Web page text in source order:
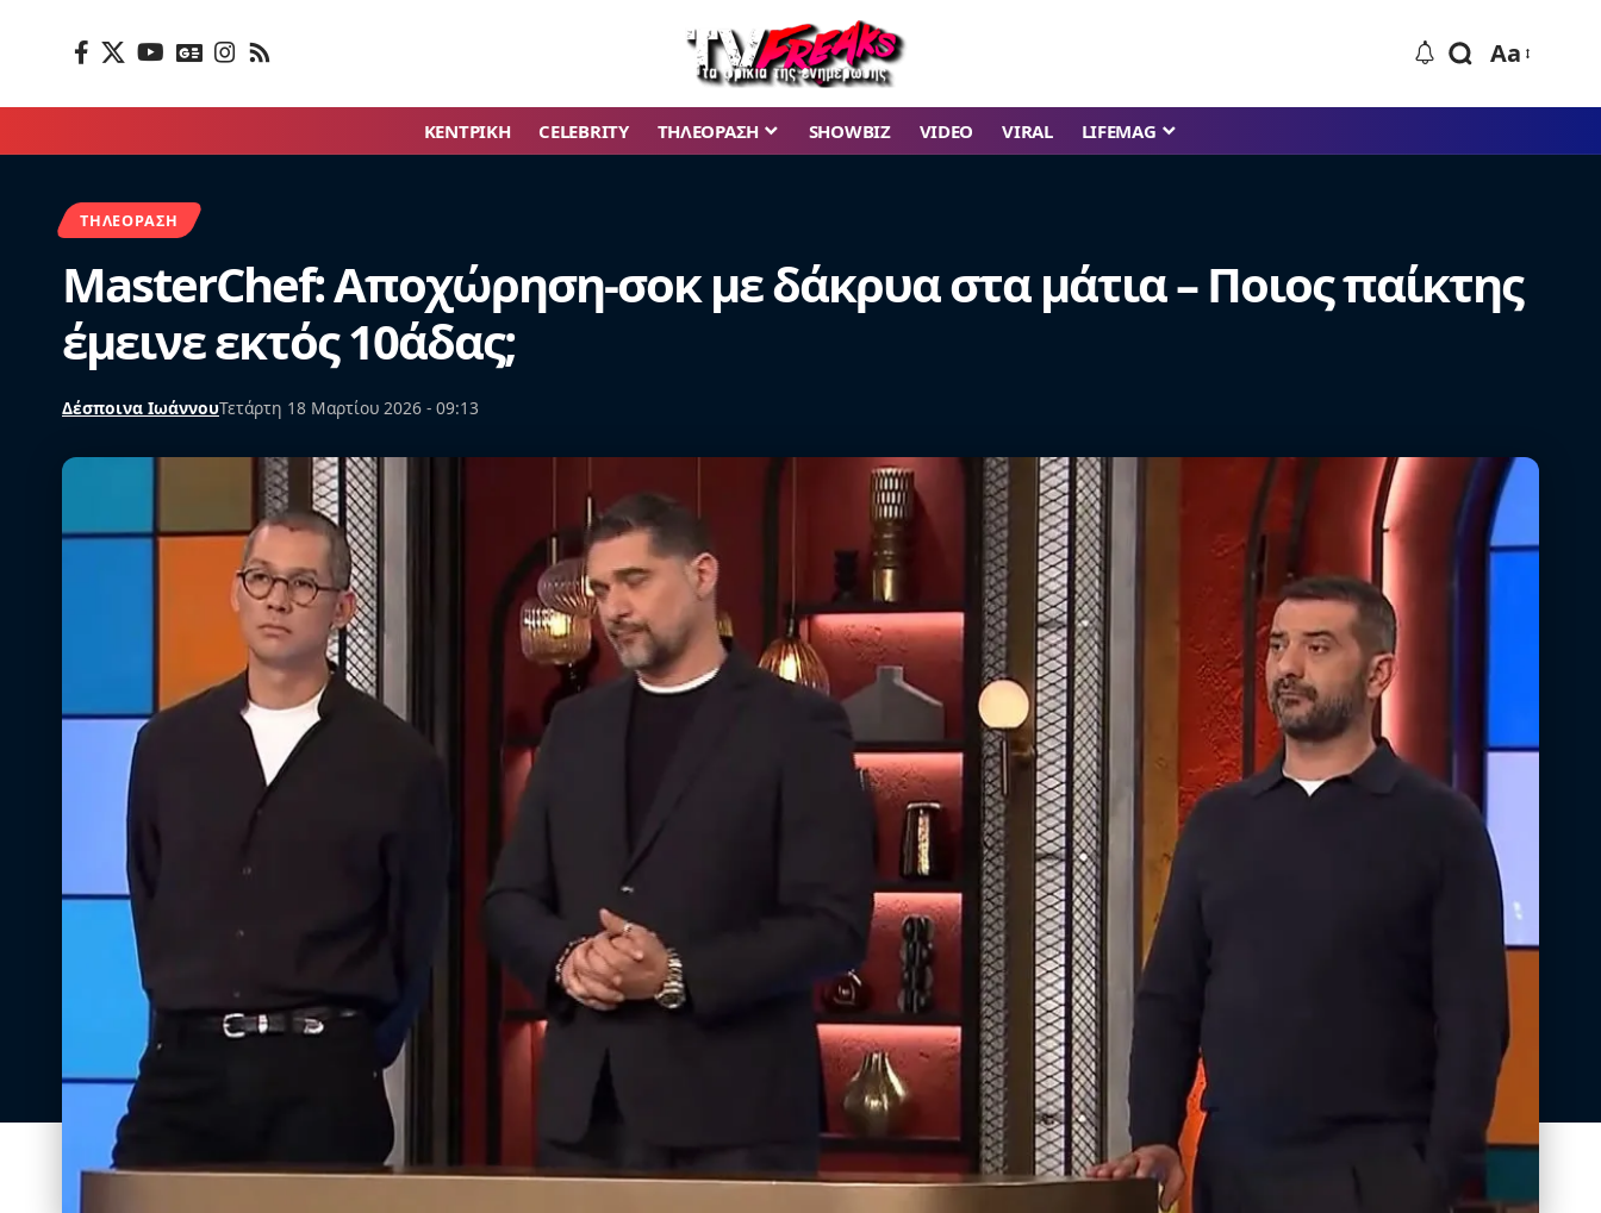
Aa
ΚΕΝΤΡΙΚΗ CELEBRITY ΤΗΛΕΟΡΑΣΗ SHOWBIZ VIDEO VIRAL LIFEMAG
ΤΗΛΕΌΡΑΣΗ
MasterChef: Αποχώρηση-σοκ με δάκρυα στα μάτια – Ποιος παίκτης
έμεινε εκτός 10άδας;
Δέσποινα ΙωάννουΤετάρτη 18 Μαρτίου 2026 - 09:13